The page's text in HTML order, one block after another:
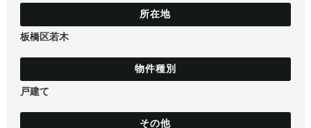
住宅ローン控除シミュレータ
新築戸建て
マンション
板橋区若木
戸建て